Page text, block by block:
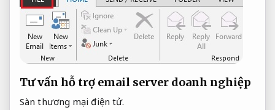
Tư vấn hỗ trợ email server doanh nghiệp
Sàn thương mại điện tử.